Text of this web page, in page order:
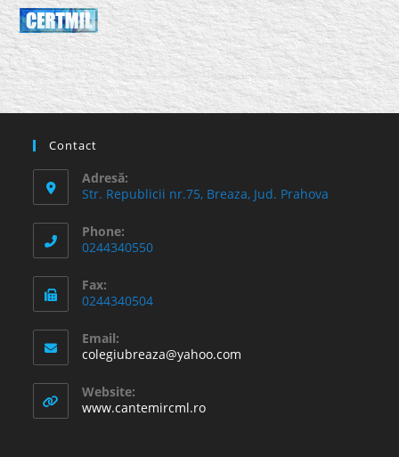
Contact
Adresă:
Str. Republicii nr.75, Breaza, Jud. Prahova
Phone:
0244340550
Fax:
0244340504
Email:
colegiubreaza@yahoo.com
Website:
www.cantemircml.ro